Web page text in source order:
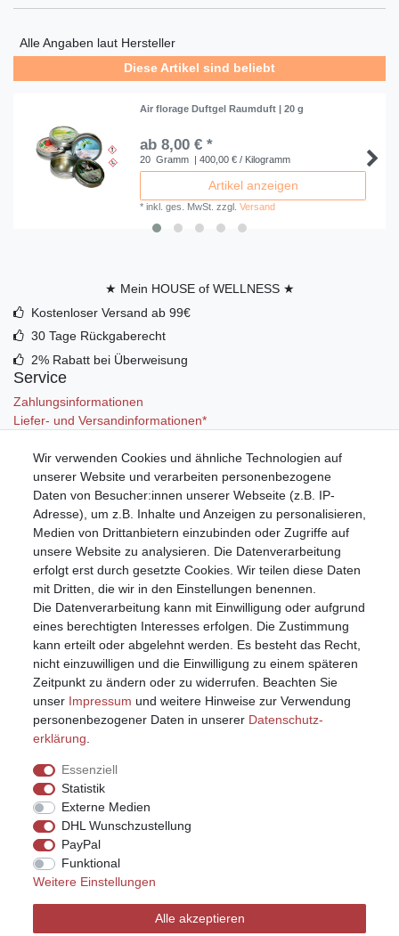
Alle Angaben laut Hersteller
Diese Artikel sind beliebt
Air florage Duftgel Raumduft | 20 g
ab 8,00 € *
20 Gramm | 400,00 € / Kilogramm
Artikel anzeigen
*inkl. ges. MwSt. zzgl.Versand
★ Mein HOUSE of WELLNESS ★
Kostenloser Versand ab 99€
30 Tage Rückgaberecht
2% Rabatt bei Überweisung
Service
Zahlungsinformationen
Liefer- und Versandinformationen*
Mein Konto
Registrieren
Anmelden (Login)
Warenkorb
Wir verwenden Cookies und ähnliche Technologien auf
unserer Website und verarbeiten personenbezogene
Daten von Besucher:innen unserer Webseite (z.B. IP-
Adresse), um z.B. Inhalte und Anzeigen zu personalisieren,
Medien von Drittanbietern einzubinden oder Zugriffe auf
unsere Website zu analysieren. Die Datenverarbeitung
erfolgt erst durch gesetzte Cookies. Wir teilen diese Daten
mit Dritten, die wir in den Einstellungen benennen.
Die Datenverarbeitung kann mit Einwilligung oder aufgrund
eines berechtigten Interesses erfolgen. Die Zustimmung
kann erteilt oder abgelehnt werden. Es besteht das Recht,
nicht einzuwilligen und die Einwilligung zu einem späteren
Zeitpunkt zu ändern oder zu widerrufen. Beachten Sie
unser Impressum und weitere Hinweise zur Verwendung
personenbezogener Daten in unserer Daten­schutz­
erklärung
Essenziell
Statistik
Externe Medien
DHL Wunschzustellung
PayPal
Funktional
Weitere Einstellungen
Alle akzeptieren